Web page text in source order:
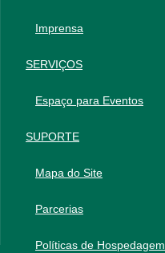
Imprensa
SERVIÇOS
Espaço para Eventos
SUPORTE
Mapa do Site
Parcerias
Políticas de Hospedagem